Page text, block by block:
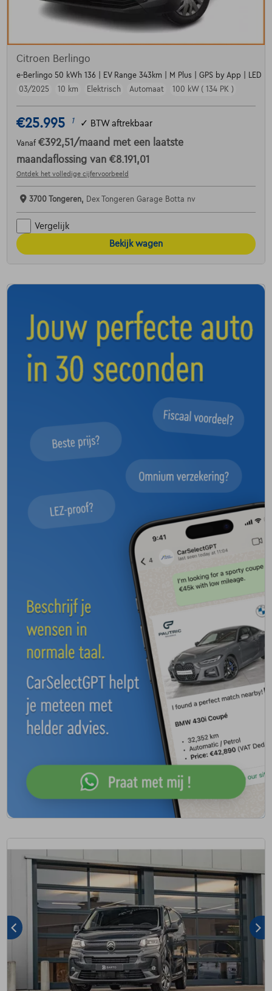
Citroen Berlingo
e-Berlingo 50 kWh 136 | EV Range 343km | M Plus | GPS by App | LED
03/2025
10 km Elektrisch Automaat 100 kW ( 134 PK )
€25.995 1 ✓ BTW aftrekbaar
Vanaf €392,51 /maand met een laatste
maandaflossing van €8.191,01
Ontdek het volledige cijfervoorbeeld
3700 Tongeren, Dex Tongeren Garage Botta nv
Vergelijk
Bekijk wagen